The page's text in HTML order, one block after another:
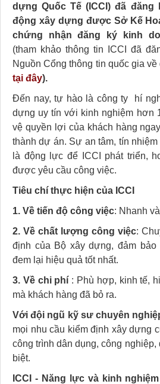
dựng Quốc Tế (ICCI) đã đăng
động xây dựng được Sở Kế
chứng nhận đăng ký kinh
(tham khảo thông tin ICCI đã
Nguồn Cổng thông tin quốc gia
tại đây).
Đến nay, tự hào là công ty hí
dựng uy tín với kinh nghiệm hơn
vệ quyền lợi của khách hàng
thành dự án. Sự an tâm, tín
là động lực để ICCI phát triển,
được yêu cầu công việc.
Tiêu chí thực hiện của ICCI
1. Về tiến độ công việc: Nhanh
2. Về chất lượng công việc:
định của Bộ xây dựng, đảm
đem lại hiệu quả tốt nhất.
3. Về chi phí : Phù hợp, kinh tế,
mà khách hàng đã bỏ ra.
Với đội ngũ kỹ sư chuyên
mọi nhu cầu kiểm định xây dựng
công trình dân dụng, công nghiệp,
biệt.
ICCI - Năng lực và kinh